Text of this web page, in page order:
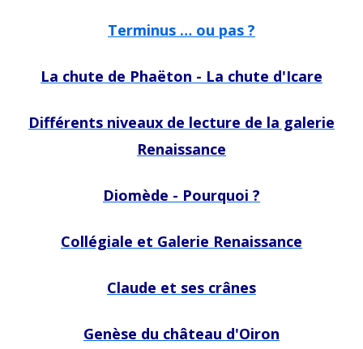
Terminus … ou pas ?
La chute de Phaëton - La chute d'Icare
Différents niveaux de lecture de la galerie
Renaissance
Diomède - Pourquoi ?
Collégiale et Galerie Renaissance
Claude et ses crânes
Genèse du château d'Oiron